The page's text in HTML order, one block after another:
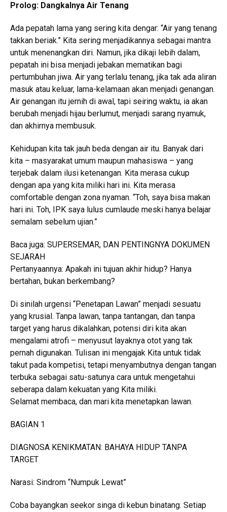
Prolog: Dangkalnya Air Tenang
Ada pepatah lama yang sering kita dengar: “Air yang tenang
takkan beriak.” Kita sering menjadikannya sebagai mantra
untuk menenangkan diri. Namun, jika dikaji lebih dalam,
pepatah ini bisa menjadi jebakan mematikan bagi
pertumbuhan jiwa. Air yang terlalu tenang, jika tak ada aliran
masuk atau keluar, lama-kelamaan akan menjadi genangan.
Air genangan itu jernih di awal, tapi seiring waktu, ia akan
berubah menjadi hijau berlumut, menjadi sarang nyamuk,
dan akhirnya membusuk.
Kehidupan kita tak jauh beda dengan air itu. Banyak dari
kita – masyarakat umum maupun mahasiswa – yang
terjebak dalam ilusi ketenangan. Kita merasa cukup
dengan apa yang kita miliki hari ini. Kita merasa
comfortable dengan zona nyaman. “Toh, saya bisa makan
hari ini. Toh, IPK saya lulus cumlaude meski hanya belajar
semalam sebelum ujian.”
Baca juga: SUPERSEMAR, DAN PENTINGNYA DOKUMEN
SEJARAH
Pertanyaannya: Apakah ini tujuan akhir hidup? Hanya
bertahan, bukan berkembang?
Di sinilah urgensi “Penetapan Lawan” menjadi sesuatu
yang krusial. Tanpa lawan, tanpa tantangan, dan tanpa
target yang harus dikalahkan, potensi diri kita akan
mengalami atrofi – menyusut layaknya otot yang tak
pernah digunakan. Tulisan ini mengajak Kita untuk tidak
takut pada kompetisi, tetapi menyambutnya dengan tangan
terbuka sebagai satu-satunya cara untuk mengetahui
seberapa dalam kekuatan yang Kita miliki.
Selamat membaca, dan mari kita menetapkan lawan.
BAGIAN 1
DIAGNOSA KENIKMATAN: BAHAYA HIDUP TANPA
TARGET
Narasi: Sindrom “Numpuk Lewat”
Coba bayangkan seekor singa di kebun binatang. Setiap